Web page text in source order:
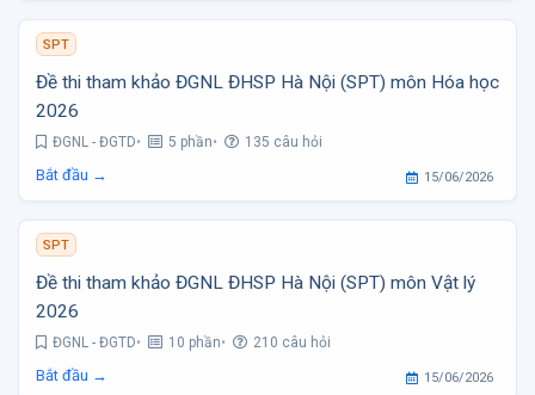
SPT
Đề thi tham khảo ĐGNL ĐHSP Hà Nội (SPT) môn Hóa học
2026
ĐGNL - ĐGTD 5 phần 135 câu hỏi
Bắt đầu → 15/06/2026
SPT
Đề thi tham khảo ĐGNL ĐHSP Hà Nội (SPT) môn Vật lý
2026
ĐGNL - ĐGTD 10 phần 210 câu hỏi
Bắt đầu → 15/06/2026